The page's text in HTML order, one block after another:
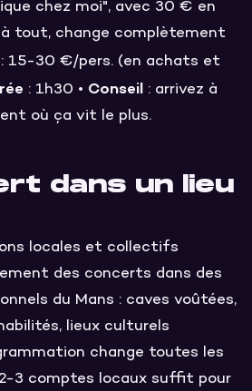
chez moi", avec 30 € en
tout, change complètement
: 15-30 €/pers. (en achats et
: 1h30 • Conseil : arrivez à
où ça vit le plus.
dans un lieu
locales et collectifs
des concerts dans des
du Mans : caves voûtées,
lieux culturels
change toutes les
3 comptes locaux suffit pour